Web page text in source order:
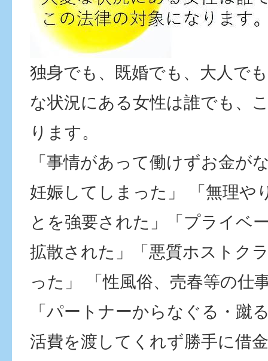
独身でも、既婚でも、大人で
な状況にある女性は誰でも、
ります。
「事情があって働けずお金が
妊娠してしまった」 「無理や
とを強要された」「プライベ
拡散された」「悪質ホストク
った」 「性風俗、売春等の仕
「パートナーからなぐる・蹴
活費を渡してくれず勝手に借